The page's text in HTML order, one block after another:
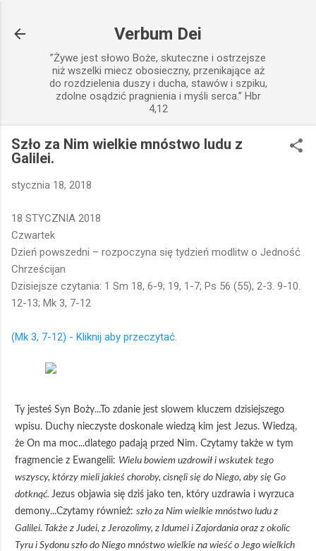
Verbum Dei
”Żywe jest słowo Boże, skuteczne i ostrzejsze
niż wszelki miecz obosieczny, przenikające aż
do rozdzielenia duszy i ducha, stawów i szpiku,
zdolne osądzić pragnienia i myśli serca.” Hbr
4,12
Szło za Nim wielkie mnóstwo ludu z
Galilei.
stycznia 18, 2018
18 STYCZNIA 2018
Czwartek
Dzień powszedni – rozpoczyna się tydzień modlitw o Jedność
Chrześcijan
Dzisiejsze czytania: 1 Sm 18, 6-9; 19, 1-7; Ps 56 (55), 2-3. 9-10.
12-13; Mk 3, 7-12
(Mk 3, 7-12) - Kliknij aby przeczytać.
Ty jesteś Syn Boży...To zdanie jest slowem kluczem dzisiejszego
wpisu. Duchy nieczyste doskonale wiedzą kim jest Jezus. Wiedzą,
że On ma moc...dlatego padają przed Nim. Czytamy także w tym
fragmencie z Ewangelii: Wielu bowiem uzdrowił i wskutek tego
wszyscy, którzy mieli jakieś choroby, cisnęli się do Niego, aby się Go
dotknąć. Jezus objawia się dziś jako ten, który uzdrawia i wyrzuca
demony...Czytamy również: szło za Nim wielkie mnóstwo ludu z
Galilei. Także z Judei, z Jerozolimy, z Idumei i Zajordania oraz z okolic
Tyru i Sydonu szło do Niego mnóstwo wielkie na wieść o Jego wielkich